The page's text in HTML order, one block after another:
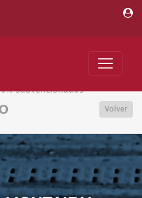
Subvencionados
Volver